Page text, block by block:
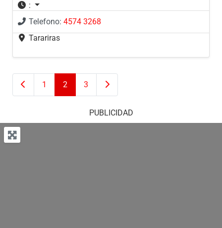
:
Telefono: 4574 3268
Tarariras
Entradas recientes
1 2 3 Entradas anteriores
PUBLICIDAD